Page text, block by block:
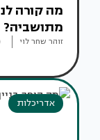
מה קורה
מתושביה?
זוהר שחר לוי
אדריכלות